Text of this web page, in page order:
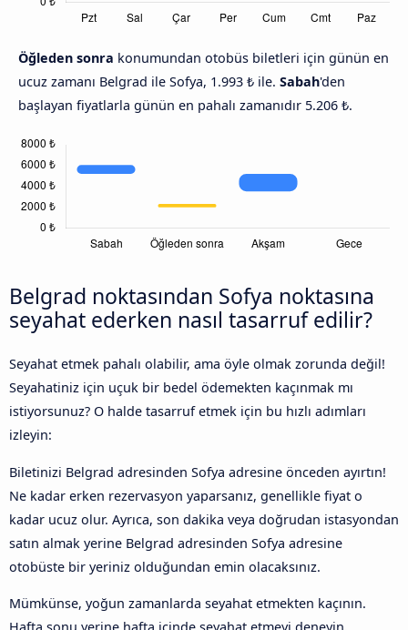
Öğleden sonra konumundan otobüs biletleri için günün en
ucuz zamanı Belgrad ile Sofya, 1.993 ₺ ile. Sabah'den
başlayan fiyatlarla günün en pahalı zamanıdır 5.206 ₺.
Belgrad noktasından Sofya noktasına
seyahat ederken nasıl tasarruf edilir?
Seyahat etmek pahalı olabilir, ama öyle olmak zorunda değil!
Seyahatiniz için uçuk bir bedel ödemekten kaçınmak mı
istiyorsunuz? O halde tasarruf etmek için bu hızlı adımları
izleyin:
Biletinizi Belgrad adresinden Sofya adresine önceden ayırtın!
Ne kadar erken rezervasyon yaparsanız, genellikle fiyat o
kadar ucuz olur. Ayrıca, son dakika veya doğrudan istasyondan
satın almak yerine Belgrad adresinden Sofya adresine
otobüste bir yeriniz olduğundan emin olacaksınız.
Mümkünse, yoğun zamanlarda seyahat etmekten kaçının.